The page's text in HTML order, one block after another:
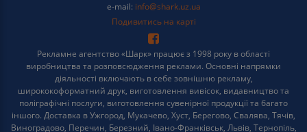
e-mail: info@shark.uz.ua
Подивитись на карті
Рекламне агентство «Шарк» працює з 1998 року в області
виробництва та розповсюдження реклами. Основні напрямки
діяльності включають в себе зовнішню рекламу,
ширококоформатний друк, виготовлення вивісок, видавництво та
поліграфічні послуги, виготовлення сувенірної продукції та багато
іншого. Доставка в Ужгород, Мукачево, Хуст, Берегово, Свалява, Тячів,
Виноградово, Перечин, Березний, Івано-Франківськ, Львів, Тернопіль,